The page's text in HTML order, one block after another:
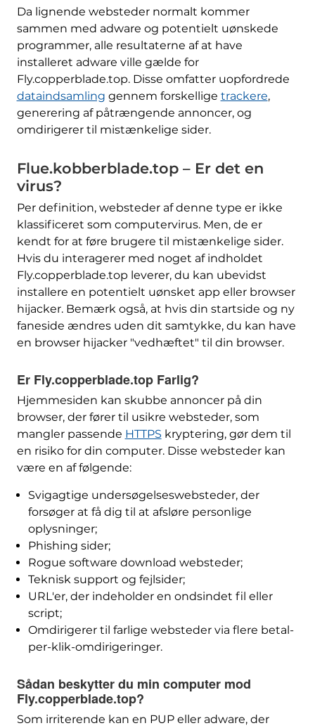
Da lignende websteder normalt kommer
sammen med adware og potentielt uønskede
programmer, alle resultaterne af at have
installeret adware ville gælde for
Fly.copperblade.top. Disse omfatter uopfordrede
dataindsamling gennem forskellige trackere,
generering af påtrængende annoncer, og
omdirigerer til mistænkelige sider.
Flue.kobberblade.top – Er det en
virus?
Per definition, websteder af denne type er ikke
klassificeret som computervirus. Men, de er
kendt for at føre brugere til mistænkelige sider.
Hvis du interagerer med noget af indholdet
Fly.copperblade.top leverer, du kan ubevidst
installere en potentielt uønsket app eller browser
hijacker. Bemærk også, at hvis din startside og ny
faneside ændres uden dit samtykke, du kan have
en browser hijacker "vedhæftet" til din browser.
Er Fly.copperblade.top Farlig?
Hjemmesiden kan skubbe annoncer på din
browser, der fører til usikre websteder, som
mangler passende HTTPS kryptering, gør dem til
en risiko for din computer. Disse websteder kan
være en af følgende:
Svigagtige undersøgelseswebsteder, der
forsøger at få dig til at afsløre personlige
oplysninger;
Phishing sider;
Rogue software download websteder;
Teknisk support og fejlsider;
URL'er, der indeholder en ondsindet fil eller
script;
Omdirigerer til farlige websteder via flere betal-
per-klik-omdirigeringer.
Sådan beskytter du min computer mod
Fly.copperblade.top?
Som irriterende kan en PUP eller adware, der